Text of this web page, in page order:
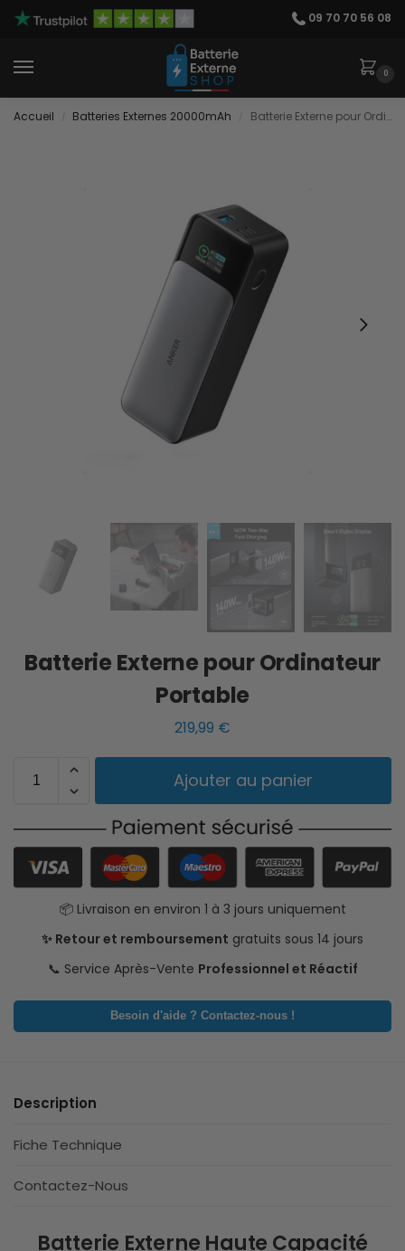
09 70 70 56 08
0
Accueil Batteries Externes 20000mAh Batterie Externe pour Ordinateur Portable
Batterie Externe pour Ordinateur
Portable
219,99 €
Ajouter au panier
📦 Livraison en environ 1 à 3 jours uniquement
✨ Retour et remboursement gratuits sous 14 jours
📞 Service Après-Vente Professionnel et Réactif
Besoin d'aide ? Contactez-nous !
Description
Fiche Technique
Contactez-Nous
Batterie Externe Haute Capacité